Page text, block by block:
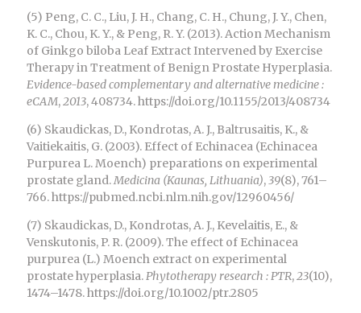
(5) Peng, C. C., Liu, J. H., Chang, C. H., Chung, J. Y., Chen,
K. C., Chou, K. Y., & Peng, R. Y. (2013). Action Mechanism
of Ginkgo biloba Leaf Extract Intervened by Exercise
Therapy in Treatment of Benign Prostate Hyperplasia.
Evidence-based complementary and alternative medicine :
eCAM,2013, 408734. https://doi.org/10.1155/2013/408734
(6) Skaudickas, D., Kondrotas, A. J., Baltrusaitis, K., &
Vaitiekaitis, G. (2003). Effect of Echinacea (Echinacea
Purpurea L. Moench) preparations on experimental
prostate gland.Medicina (Kaunas, Lithuania),39(8), 761–
766. https://pubmed.ncbi.nlm.nih.gov/12960456/
(7) Skaudickas, D., Kondrotas, A. J., Kevelaitis, E., &
Venskutonis, P. R. (2009). The effect of Echinacea
purpurea (L.) Moench extract on experimental
prostate hyperplasia.Phytotherapy research : PTR,23(10),
1474–1478. https://doi.org/10.1002/ptr.2805